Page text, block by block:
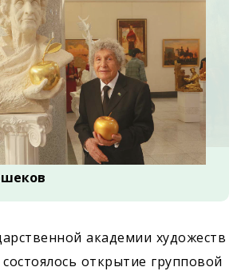
академии художеств
открытие групповой